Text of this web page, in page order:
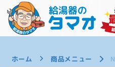
ホーム 商品メニュー